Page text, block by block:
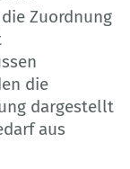
Zuordnung
die
dargestellt
aus